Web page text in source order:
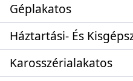
Géplakatos
Háztartási- És
Karosszérialakatos